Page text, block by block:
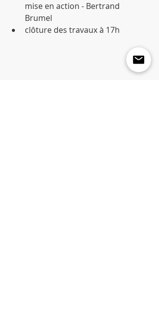
mise en action - Bertrand
Brumel
clôture des travaux à 17h